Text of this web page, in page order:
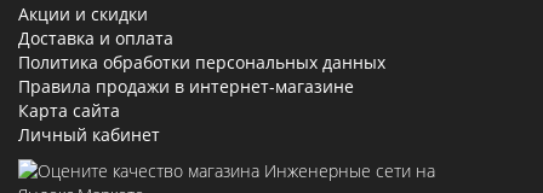
Акции и скидки
Доставка и оплата
Политика обработки персональных данных
Правила продажи в интернет-магазине
Карта сайта
Личный кабинет